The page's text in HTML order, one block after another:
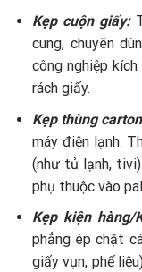
Kẹp cuộn giấy:
cung, chuyên
công nghiệp
rách giấy.
Kẹp thùng
máy điện lạnh.
(như tủ lạnh,
phụ thuộc vào
Kẹp kiện hàng/
phẳng ép chặt
giấy vụn, phế